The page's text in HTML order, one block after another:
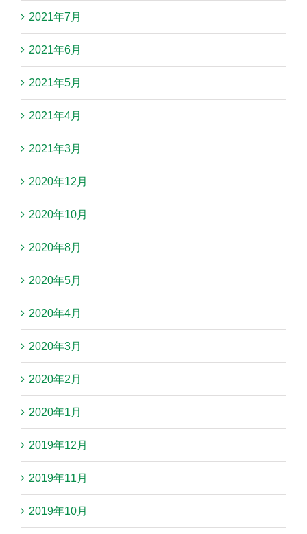
2021年7月
2021年6月
2021年5月
2021年4月
2021年3月
2020年12月
2020年10月
2020年8月
2020年5月
2020年4月
2020年3月
2020年2月
2020年1月
2019年12月
2019年11月
2019年10月